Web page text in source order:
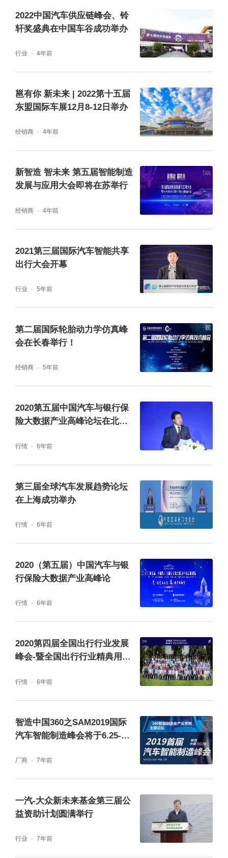
盛，全年产销将创造历史新高。第二，汽车出
口迈向200万辆，出口结构进一步优化。第
三，中国品牌正在崛起。”可以窥见，新能源汽
车快速发展，中国汽车出口走向欧洲，汽车行
业正迎来百年未有之大变局。
中国国际贸易促进委员会汽车行业分会助理会
长 柴占祥
《智能科技解码未来出行生活》的主题致辞，
他介绍到搜狐始终与行业变革同行、与用户同
频，第三届“中国汽车与出行未来峰会”聚焦各
搜狐网副总编辑、汽车事业部总经理 晏成
公司100》榜单。据悉，此榜单是搜狐汽车从
汽车产业链基盘、新生力量两大维度，对芯
片、自动驾驶、智能座舱、感知硬件、动力电
而形成的价值榜单。晏成认为，“企业用好的产
品和服务与用户共振，媒体用好的内容与用户
车与出行行业再登新高峰。”
2022中国汽车供应链峰会、铃
轩奖盛典在中国车谷成功举办
行业 4年前
邕有你 新未来 | 2022第十五届
东盟国际车展12月8-12日举办
经销商 4年前
新智造 智未来 第五届智能制造
发展与应用大会即将在苏举行
经销商 4年前
2021第三届国际汽车智能共享
出行大会开幕
行业 5年前
第二届国际轮胎动力学仿真峰
会在长春举行！
经销商 5年前
2020第五届中国汽车与银行保
险大数据产业高峰论坛在北京
行情 6年前
第三届全球汽车发展趋势论坛
在上海成功举办
行情 6年前
2020（第五届）中国汽车与银
行保险大数据产业高峰论
行情 6年前
2020第四届全国出行行业发展
峰会-暨全国出行行业精典用车
行情 6年前
智造中国360之SAM2019国际
汽车智能制造峰会将于6.25-26
厂商 7年前
一汽-大众新未来基金第三届公
益资助计划圆满举行
行业 7年前